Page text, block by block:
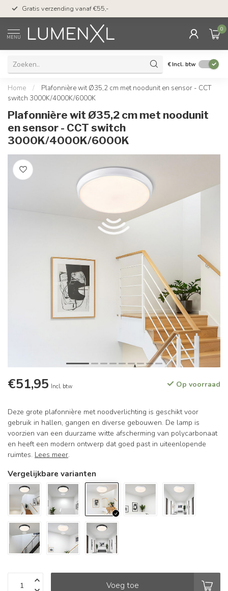
Gratis verzending vanaf €55,-
MENU
0
€Incl. btw
Home /
Plafonnière wit Ø35,2 cm met noodunit en sensor - CCT
switch 3000K/4000K/6000K
Plafonnière wit Ø35,2 cm met noodunit
en sensor - CCT switch
3000K/4000K/6000K
€51,95 Incl. btw Op voorraad
Deze grote plafonnière met noodverlichting is geschikt voor
gebruik in hallen, gangen en diverse gebouwen. De lamp is
voorzien van een duurzame witte afscherming van polycarbonaat
en heeft een modern ontwerp dat goed past in uiteenlopende
ruimtes. Lees meer.
Vergelijkbare varianten
Voeg toe